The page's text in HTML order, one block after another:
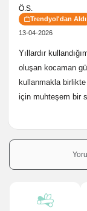
Ö.S.
Trendyol'dan Aldı
13-04-2026
Yıllardır
oluşan kocaman
kullanmakla
için muhteşem bir